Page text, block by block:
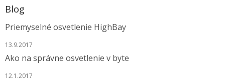
Blog
Priemyselné osvetlenie HighBay
13.9.2017
Ako na správne osvetlenie v byte
12.1.2017